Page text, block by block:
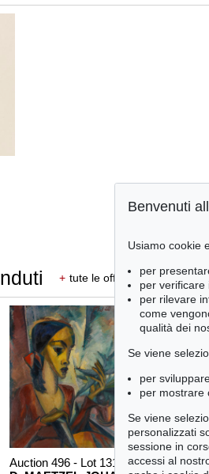
+ tute le offerte
Auction 496 - Lot 131
Benvenuti
Usiamo cookie
per
per verificare
per rilevare
come
qualità dei
Se viene
per
per mostrare
Se viene
personalizzati
sessione in
accessi al